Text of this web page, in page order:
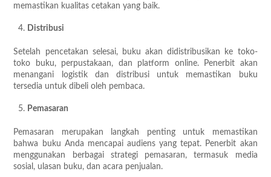
memastikan kualitas cetakan yang baik.
Distribusi
Setelah pencetakan selesai, buku akan didistribusikan ke toko-
toko buku, perpustakaan, dan platform online. Penerbit akan
menangani logistik dan distribusi untuk memastikan buku
tersedia untuk dibeli oleh pembaca.
Pemasaran
Pemasaran merupakan langkah penting untuk memastikan
bahwa buku Anda mencapai audiens yang tepat. Penerbit akan
menggunakan berbagai strategi pemasaran, termasuk media
sosial, ulasan buku, dan acara penjualan.